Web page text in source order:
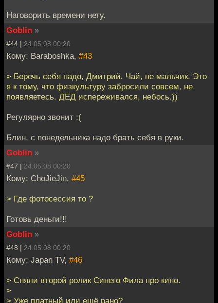
Наговорить времени нету.
Goblin »
#44 | 24.05.08 00:20
Кому: Baraboshka, #43
> Беречь себя надо, Дмитрий. Чай, не мальчик. Это
я к тому, что физкультуру забросили совсем, не
появляетесь. ДЕД испереживался, небось.))
Регулярно звонит :(
Блин, с понедельника надо брать себя в руки.
Goblin »
#47 | 24.05.08 00:20
Кому: ChoJieJin, #45
> Где фотосессия то ?
Готовь деньги!!!
Goblin »
#48 | 24.05.08 00:20
Кому: Japan TV, #46
> Сняли второй ролик Синего Фила про кино.
>
> Уже платный или ещё рано?